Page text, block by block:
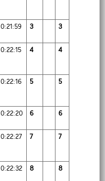
0:21:59 3 3
0:22:15 4 4
0:22:16 5 5
0:22:20 6 6
0:22:27 7 7
0:22:32 8 8